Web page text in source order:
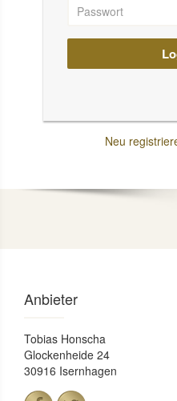
Neu
Anbieter
Tobias Honscha
Glockenheide 24
30916 Isernhagen